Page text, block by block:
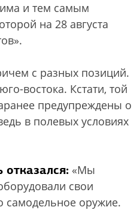
и тем самым
на 28 августа
с разных позиций.
востока. Кстати, той
предупреждены о
в полевых условиях
«Мы
свои
самодельное оружие.